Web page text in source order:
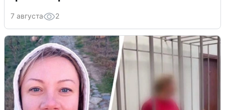
7 августа 2